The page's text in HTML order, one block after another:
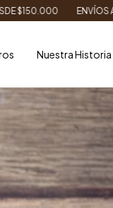
A TODO EL PAÍS 🇦🇷
Nuestra Historia